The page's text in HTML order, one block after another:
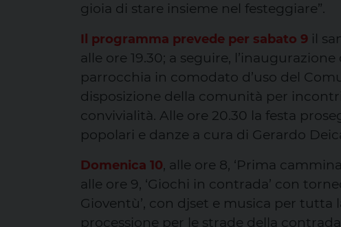
gioia di stare insieme nel festeggiare”.
Il programma prevede per sabato 9 il
alle ore 19.30; a seguire,
parrocchia in comodato d’uso del
disposizione della comunità per
convivialità. Alle ore 20.30 la festa
popolari e danze a cura di Gerardo
Domenica 10, alle ore 8, ‘Prima
alle ore 9, ‘Giochi in contrada’ con
Gioventù’, con djset e musica per tutta
processione per le strade della